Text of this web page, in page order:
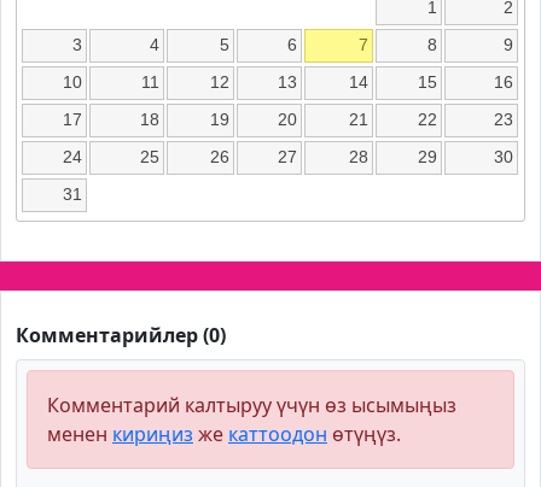
1
2
3
4 5 6 7 8
9
10
11 12 13 14 15
16
17
18 19 20 21 22
23
24
25 26 27 28 29
30
31
Комментарийлер (0)
Комментарий калтыруу үчүн өз ысымыңыз
менен кириңиз же каттоодон өтүңүз.